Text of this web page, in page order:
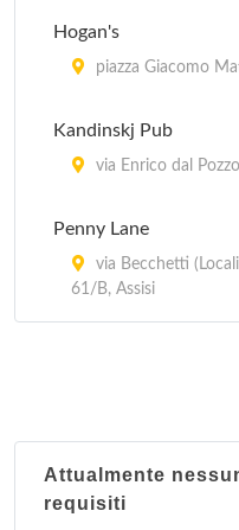
Etrusca
Etruschetto
Hogan's
piazza Giacomo
Kandinskj Pub
via Enrico dal
Penny Lane
via Becchetti
61/B, Assisi
Attualmente
requisiti